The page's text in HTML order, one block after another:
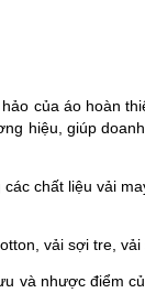
của áo hoàn
hiệu, giúp
chất liệu vải
vải sợi tre,
và nhược điểm